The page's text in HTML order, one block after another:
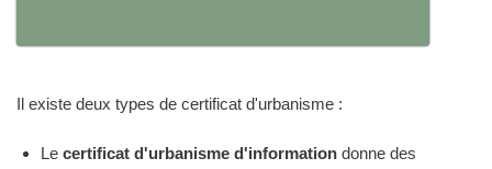
Il existe deux types de certificat d'urbanisme :
Le certificat d'urbanisme d'information donne des